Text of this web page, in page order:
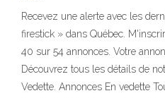
Recevez une alerte avec les
firestick » dans Québec.
40 sur 54 annonces. Votre
Découvrez tous les détails de
Vedette. Annonces En vedette